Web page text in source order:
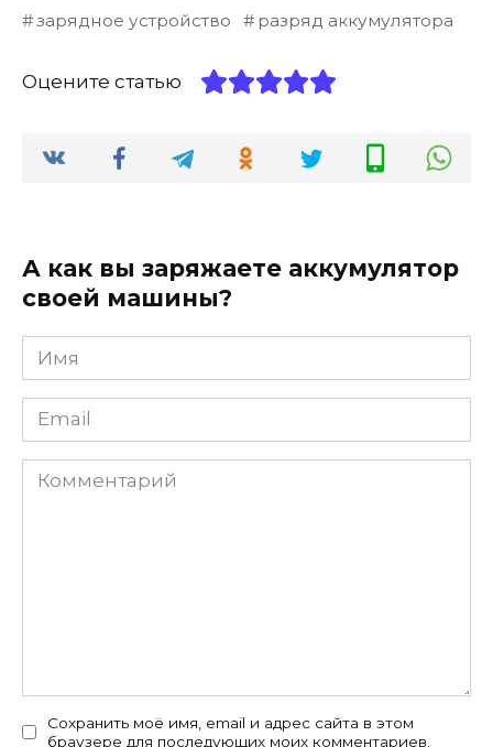
зарядное устройство разряд аккумулятора
Оцените статью
А как вы заряжаете аккумулятор
своей машины?
Имя
Email
Комментарий
Сохранить моё имя, email и адрес сайта в этом
браузере для последующих моих комментариев.